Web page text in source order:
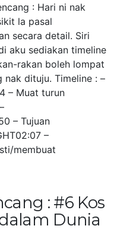
: Hari ni nak
la pasal
secara detail. Siri
aku sediakan timeline
rakan boleh lompat
dituju. Timeline : –
– Muat turun
– Tujuan
–
membuat
: #6 Kos
Dunia